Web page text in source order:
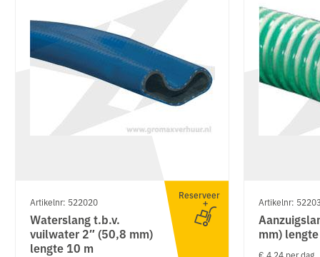
Artikelnr: 522020
Waterslang t.b.v.
vuilwater 2″ (50,8 mm)
lengte 10 m
Reserveer
Artikelnr:
mm)